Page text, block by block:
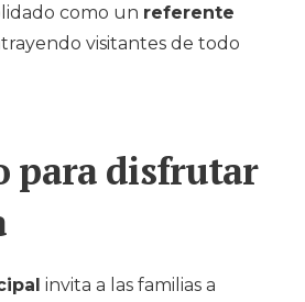
como un referente
visitantes de todo
para disfrutar
invita a las familias a